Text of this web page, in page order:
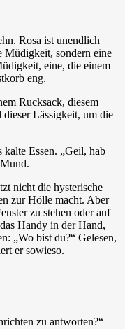
Rosa ist unendlich
Müdigkeit, sondern eine
eine, die einem
eng.
Rucksack, diesem
Lässigkeit, um die
kalte Essen. „Geil, hab
nicht die hysterische
zur Hölle macht. Aber
zu stehen oder auf
Handy in der Hand,
„Wo bist du?“ Gelesen,
er sowieso.
zu antworten?“